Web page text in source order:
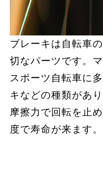
ブレーキは自転車
切なパーツです。
スポーツ自転車に
キなどの種類があ
摩擦力で回転を止
度で寿命が来ます。